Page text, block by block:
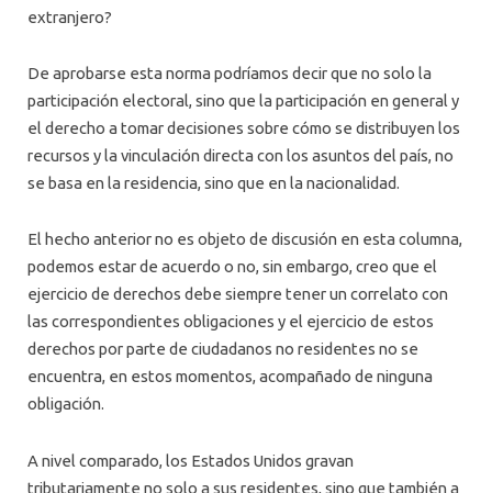
extranjero?
De aprobarse esta norma podríamos decir que no solo la
participación electoral, sino que la participación en general y
el derecho a tomar decisiones sobre cómo se distribuyen los
recursos y la vinculación directa con los asuntos del país, no
se basa en la residencia, sino que en la nacionalidad.
El hecho anterior no es objeto de discusión en esta columna,
podemos estar de acuerdo o no, sin embargo, creo que el
ejercicio de derechos debe siempre tener un correlato con
las correspondientes obligaciones y el ejercicio de estos
derechos por parte de ciudadanos no residentes no se
encuentra, en estos momentos, acompañado de ninguna
obligación.
A nivel comparado, los Estados Unidos gravan
tributariamente no solo a sus residentes, sino que también a